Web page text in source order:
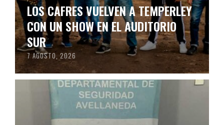
LOS CAFRES VUELVEN A TEMPERLEY
CON UN SHOW EN EL AUDITORIO
SUR
7 AGOSTO, 2026